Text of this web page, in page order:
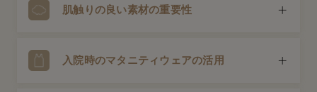
Gift Selection 出産祝い
出産を終えてすぐの体は完全に元通りではありません。帝
王切開の場合は傷も痛むため、お腹や体を締め付けない、
すすめです。
肌触りの良い素材の重要性
出産後の肌はとても敏感。綿など自然由来の素材や、やわ
らかな肌あたりの良い素材を選びましょう。
入院時のマタニティウェアの活用